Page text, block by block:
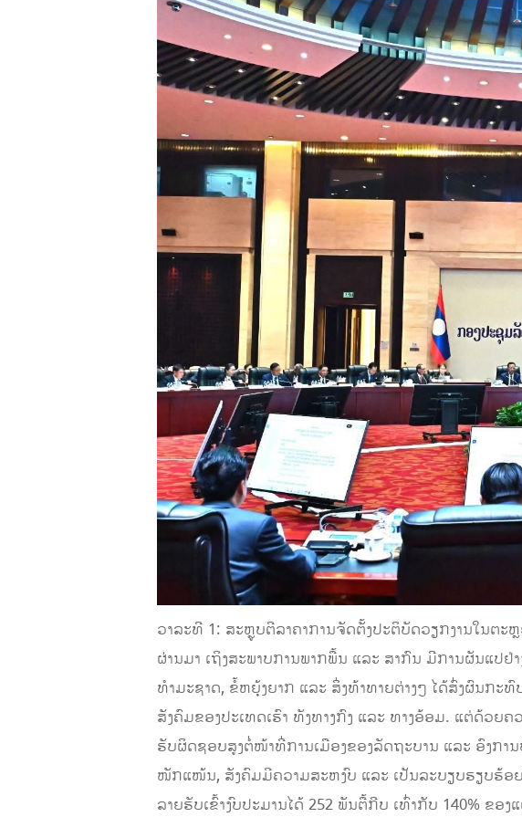
ວາລະທີ 1: ສະຫຼູບຕີລາຄາການຈັດຕັ້ງປະຕິບັດວຽກງານໃນຕ
ຜ່ານມາ ເຖິງສະພາບການພາກພື້ນ ແລະ ສາກົນ ມີການຜັນແປຢ່
ທຳມະຊາດ, ຂໍ້ຫຍຸ້ງຍາກ ແລະ ສິ່ງທ້າທາຍຕ່າງໆ ໄດ້ສົ່ງຜົນກະ
ສັງຄົມຂອງປະເທດເຮົາ ທັງທາງກົງ ແລະ ທາງອ້ອມ. ແຕ່ດ້ວຍ
ຮັບຜິດຊອບສູງຕໍ່ໜ້າທີ່ການເມືອງຂອງລັດຖະບານ ແລະ ອົງກາ
ໜັກແໜ້ນ, ສັງຄົມມີຄວາມສະຫງົບ ແລະ ເປັນລະບຽບຮຽບຮ້ອຍ
ລາຍຮັບເຂົ້າງົບປະມານໄດ້ 252 ພັນຕື້ກີບ ເທົ່າກັບ 140% ຂອ